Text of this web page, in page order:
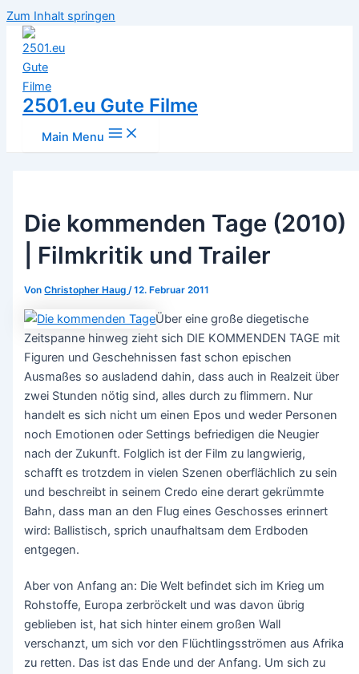
Zum Inhalt springen
2501.eu Gute Filme
Main Menu
Die kommenden Tage (2010)
| Filmkritik und Trailer
VonChristopher Haug/12. Februar 2011
Über eine große diegetische
Zeitspanne hinweg zieht sich DIE KOMMENDEN TAGE mit
Figuren und Geschehnissen fast schon epischen
Ausmaßes so ausladend dahin, dass auch in Realzeit über
zwei Stunden nötig sind, alles durch zu flimmern. Nur
handelt es sich nicht um einen Epos und weder Personen
noch Emotionen oder Settings befriedigen die Neugier
nach der Zukunft. Folglich ist der Film zu langwierig,
schafft es trotzdem in vielen Szenen oberflächlich zu sein
und beschreibt in seinem Credo eine derart gekrümmte
Bahn, dass man an den Flug eines Geschosses erinnert
wird: Ballistisch, sprich unaufhaltsam dem Erdboden
entgegen.
Aber von Anfang an: Die Welt befindet sich im Krieg um
Rohstoffe, Europa zerbröckelt und was davon übrig
geblieben ist, hat sich hinter einem großen Wall
verschanzt, um sich vor den Flüchtlingsströmen aus Afrika
zu retten. Das ist das Ende und der Anfang. Um sich zu